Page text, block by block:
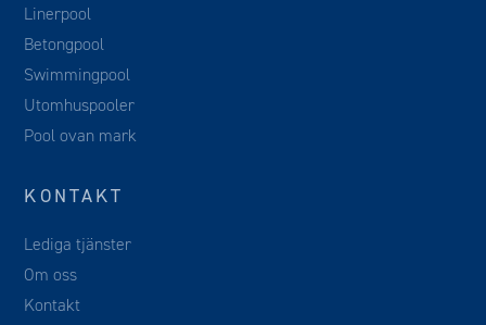
Linerpool
Betongpool
Swimmingpool
Utomhuspooler
Pool ovan mark
KONTAKT
Lediga tjänster
Om oss
Kontakt